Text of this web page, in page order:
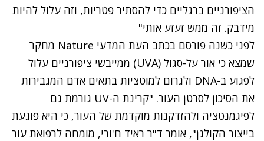
הציפורניים ברגליים כדי להסתיר פטריות, וזה עלול להיות
מידבק. זה ממש זעזע אותי"
לפני כשנה
פורסם בכתב העת המדעי Nature מחקר
שמצא כי אור על-סגול (UVA) ממייבשי ציפורניים עלול
לפגוע ב-DNA ולגרום למוטציות בתאים אדם המגבירות
את הסיכון לסרטן העור. "קרינת ה-UV גורמת גם
לפיגמנטציה ולהזדקנות מוקדמת של העור, כי היא פוגעת
בייצור הקולגן", אומר ד"ר ראיד ח'ורי, מומחה לרפואת עור